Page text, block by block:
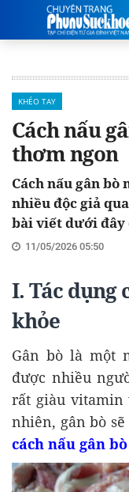
KHÉO TAY
Cách nấu
thơm ngon
Cách nấu gân
nhiều độc giả
bài viết dưới đây
11/05/2026 05:50
I. Tác dụng
khỏe
Gân bò là một
được nhiều
rất giàu vitamin
nhiên, gân bò
cách nấu gân